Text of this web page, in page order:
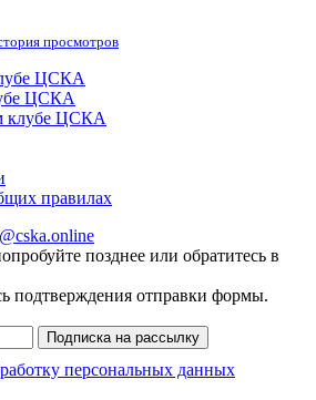
просмотров
ЦСКА
ЦСКА
клубе ЦСКА
правилах
позднее или обратитесь в
подтверждения отправки формы.
Подписка на рассылку
персональных данных